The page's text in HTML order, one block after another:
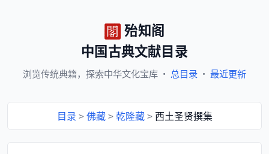
殆知阁
中国古典文献目录
浏览传统典籍， 探索中华文化宝库 · 总目录 · 最近更新
目录 >佛藏>乾隆藏> 西土圣贤撰集